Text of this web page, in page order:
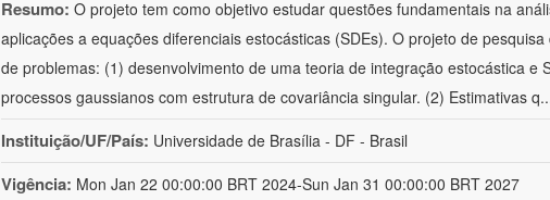
Resumo: O projeto tem como objetivo estudar questões fundamentais na
aplicações a equações diferenciais estocásticas (SDEs). O projeto de
de problemas: (1) desenvolvimento de uma teoria de integração estocástica e
processos gaussianos com estrutura de covariância singular. (2) Estimativas q
Instituição/UF/País: Universidade de Brasília - DF - Brasil
Vigência: Mon Jan 22 00:00:00 BRT 2024-Sun Jan 31 00:00:00 BRT 2027